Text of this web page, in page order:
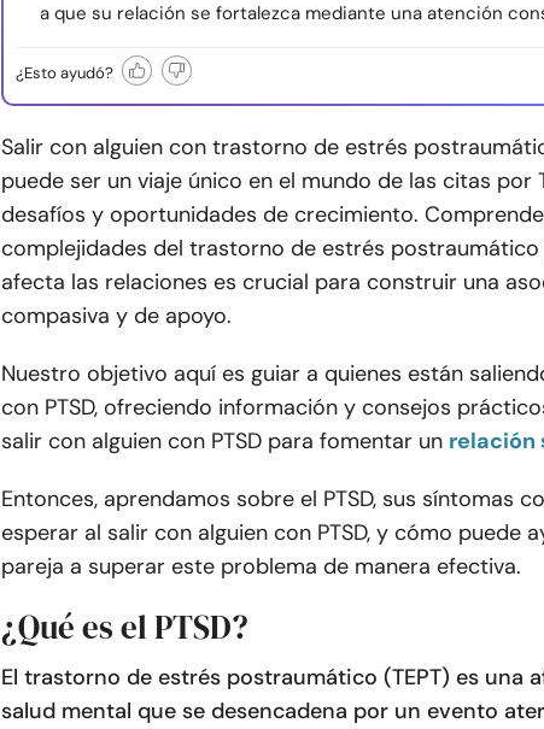
a que su relación se fortalezca mediante una atención
¿Esto ayudó?
Salir con alguien con trastorno de estrés
puede ser un viaje único en el mundo de las citas por
desafíos y oportunidades de crecimiento.
complejidades del trastorno de estrés
afecta las relaciones es crucial para construir una
compasiva y de apoyo.
Nuestro objetivo aquí es guiar a quienes están
con PTSD, ofreciendo información y consejos
salir con alguien con PTSD para fomentar un relación
Entonces, aprendamos sobre el PTSD, sus síntomas
esperar al salir con alguien con PTSD, y cómo puede
pareja a superar este problema de manera efectiva.
¿Qué es el PTSD?
El trastorno de estrés postraumático (TEPT) es una
salud mental que se desencadena por un evento